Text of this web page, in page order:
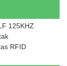
125KHZ
RFID